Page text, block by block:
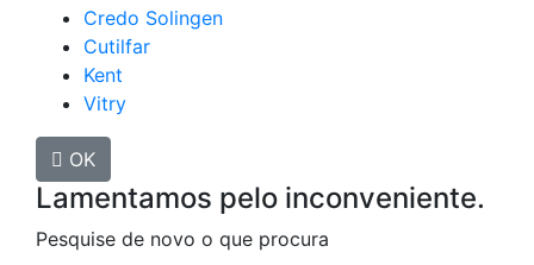
Credo Solingen
Cutilfar
Kent
Vitry
 OK
Lamentamos pelo inconveniente.
Pesquise de novo o que procura